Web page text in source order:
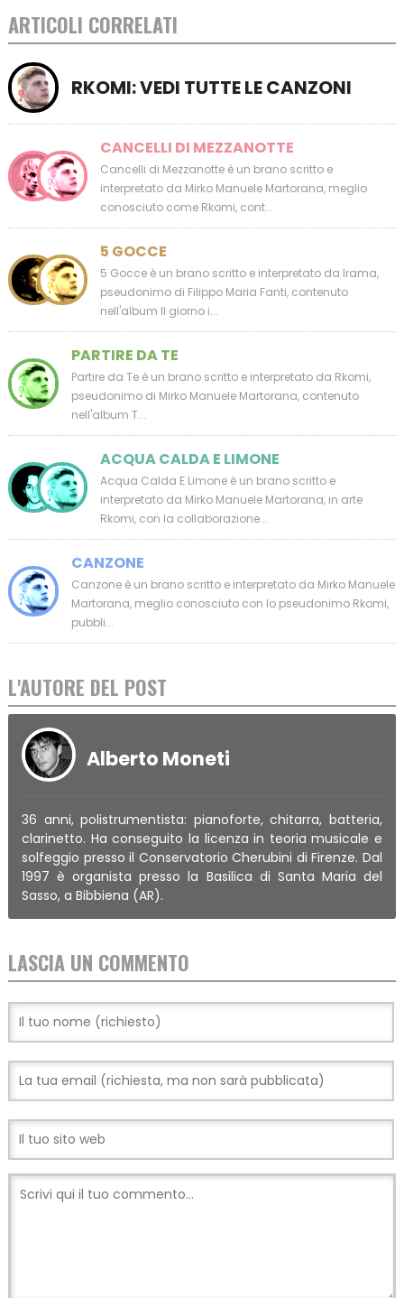
ARTICOLI CORRELATI
RKOMI: VEDI TUTTE LE CANZONI
CANCELLI DI MEZZANOTTE
Cancelli di Mezzanotte è un brano scritto e
interpretato da Mirko Manuele Martorana, meglio
conosciuto come Rkomi, cont...
5 GOCCE
5 Gocce è un brano scritto e interpretato da Irama,
pseudonimo di Filippo Maria Fanti, contenuto
nell'album Il giorno i...
PARTIRE DA TE
Partire da Te è un brano scritto e interpretato da Rkomi,
pseudonimo di Mirko Manuele Martorana, contenuto
nell'album T...
ACQUA CALDA E LIMONE
Acqua Calda E Limone è un brano scritto e
interpretato da Mirko Manuele Martorana, in arte
Rkomi, con la collaborazione...
CANZONE
Canzone è un brano scritto e interpretato da Mirko Manuele
Martorana, meglio conosciuto con lo pseudonimo Rkomi,
pubbli...
L'AUTORE DEL POST
Alberto Moneti
36 anni, polistrumentista: pianoforte, chitarra, batteria,
clarinetto. Ha conseguito la licenza in teoria musicale e
solfeggio presso il Conservatorio Cherubini di Firenze. Dal
1997 è organista presso la Basilica di Santa Maria del
Sasso, a Bibbiena (AR).
LASCIA UN COMMENTO